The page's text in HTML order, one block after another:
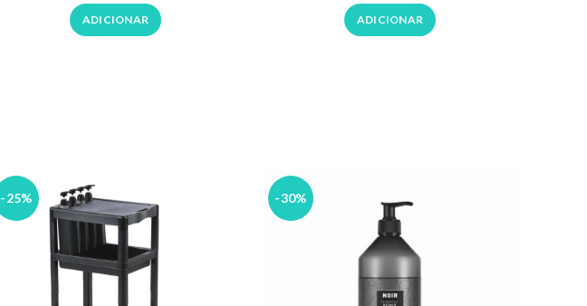
ADICIONAR ADICIONAR
-25% -30%